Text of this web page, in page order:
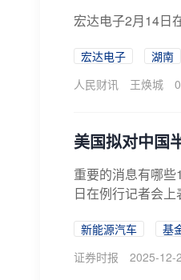
宏达电子2月14日
宏达电子 湖南
人民财讯
王焕城
美国拟对中国
重要的消息有哪
日在例行记者会
新能源汽车 基
证券时报
2025-12-